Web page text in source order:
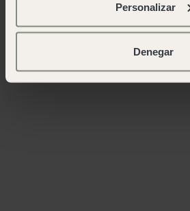
Personalizar
Denegar